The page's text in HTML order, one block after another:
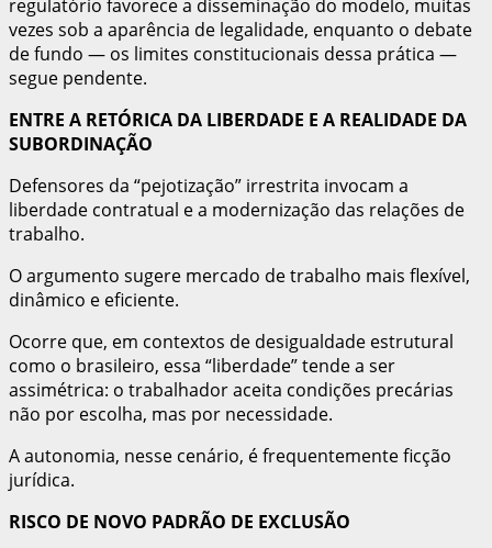
regulatório favorece a disseminação do modelo, muitas
vezes sob a aparência de legalidade, enquanto o debate
de fundo — os limites constitucionais dessa prática —
segue pendente.
ENTRE A RETÓRICA DA LIBERDADE E A REALIDADE DA
SUBORDINAÇÃO
Defensores da “pejotização” irrestrita invocam a
liberdade contratual e a modernização das relações de
trabalho.
O argumento sugere mercado de trabalho mais flexível,
dinâmico e eficiente.
Ocorre que, em contextos de desigualdade estrutural
como o brasileiro, essa “liberdade” tende a ser
assimétrica: o trabalhador aceita condições precárias
não por escolha, mas por necessidade.
A autonomia, nesse cenário, é frequentemente ficção
jurídica.
RISCO DE NOVO PADRÃO DE EXCLUSÃO